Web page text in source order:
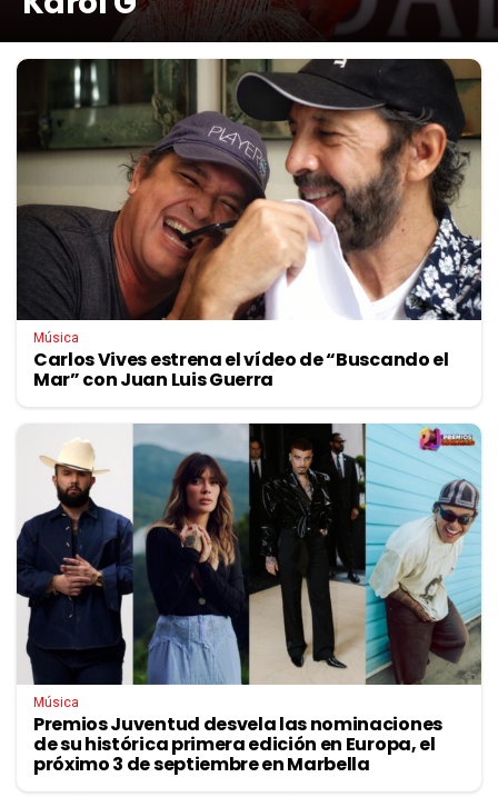
Música
Carlos Vives estrena el vídeo de “Buscando el
Mar” con Juan Luis Guerra
Música
Premios Juventud desvela las nominaciones
de su histórica primera edición en Europa, el
próximo 3 de septiembre en Marbella